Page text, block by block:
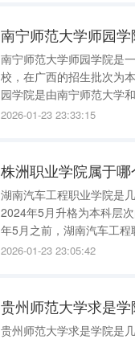
南宁师范大学师园
南宁师范大学师园学院是一本吗 南宁师范大学师园学院不是一本，而是一所全
校，在广西的招生批次为本科二批 。以下是关于该问题的详细解答： 学校
园学院是由南宁师范大学
于独立学院范畴。 招生批次 ：在广西的招生批次中，南宁师范大学师园学院被划分为本科二批。
2026-01-23 23:33:15
株洲职业学院属于哪
湖南汽车工程职业学院是几本 湖南汽车工程职业学院原本是专科院校，不存在“几本”
2024年5月升格为本科层次
年5月之前，湖南汽车工程
本”的划分。该校前身为株洲
2026-01-23 23:05:42
贵州师范大学求是
贵州师范大学求是学院是几本大学 贵州师范大学求是学院在贵州是二本大